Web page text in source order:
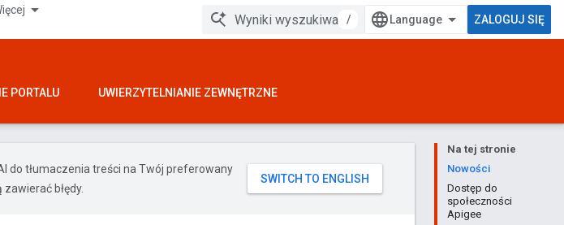
/ ZALOGUJ SIĘ
PORTALU UWIERZYTELNIANIE ZEWNĘTRZNE
Na tej stronie
Nowości
Dostęp do
społeczności
Apigee
do tłumaczenia treści na Twój preferowany
błędy.